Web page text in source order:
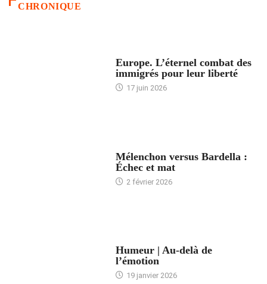
CHRONIQUE
Europe. L’éternel combat des
immigrés pour leur liberté
17 juin 2026
Mélenchon versus Bardella :
Échec et mat
2 février 2026
Humeur | Au-delà de
l’émotion
19 janvier 2026